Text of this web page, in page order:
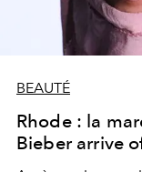
BEAUTÉ
Rhode : la
Bieber arrive